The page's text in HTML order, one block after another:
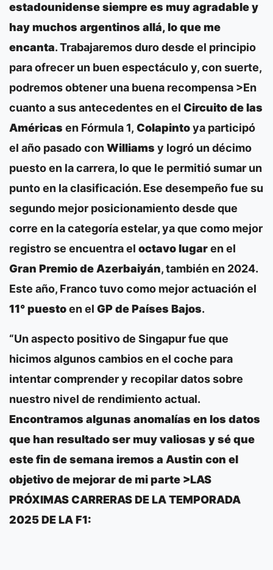
estadounidense siempre es muy agradable y
hay muchos argentinos allá, lo que me
encanta. Trabajaremos duro desde el principio
para ofrecer un buen espectáculo y, con suerte,
podremos obtener una buena recompensa >En
cuanto a sus antecedentes en el Circuito de las
Américas en Fórmula 1, Colapintoya participó
el año pasado conWilliams y logró un décimo
puesto en la carrera, lo que le permitió sumar un
punto en la clasificación. Ese desempeño fue su
segundo mejor posicionamiento desde que
corre en la categoría estelar, ya que como mejor
registro se encuentra el octavo lugaren el
Gran Premio de Azerbaiyán, también en 2024.
Este año, Franco tuvo como mejor actuación el
11° puestoen el GP de Países Bajos.
“Un aspecto positivo de Singapur fue que
hicimos algunos cambios en el coche para
intentar comprender y recopilar datos sobre
nuestro nivel de rendimiento actual.
Encontramos algunas anomalías en los datos
que han resultado ser muy valiosas y sé que
este fin de semana iremos a Austin con el
objetivo de mejorar de mi parte >LAS
PRÓXIMAS CARRERAS DE LA TEMPORADA
2025 DE LA F1: